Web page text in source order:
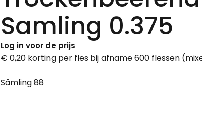
Samling 0.375
Log in voor de prijs
€ 0,20 korting per fles bij afname 600 flessen
Sämling 88